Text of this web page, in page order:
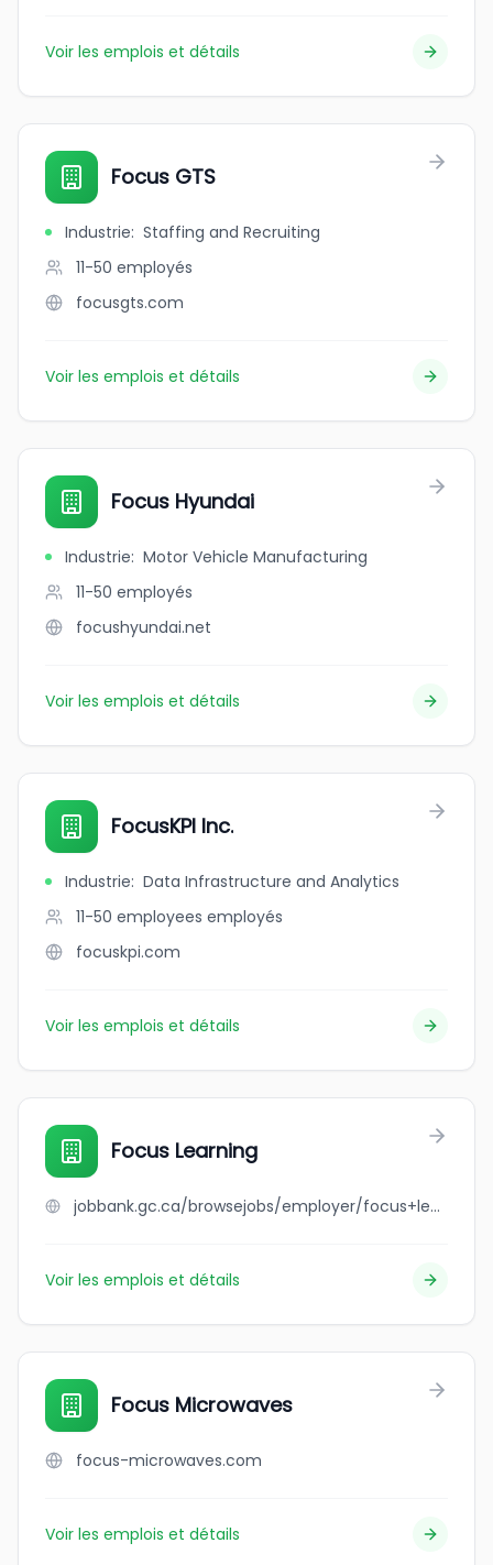
Voir les emplois et détails
Focus GTS
Industrie: Staffing and Recruiting
11-50 employés
focusgts.com
Voir les emplois et détails
Focus Hyundai
Industrie: Motor Vehicle Manufacturing
11-50 employés
focushyundai.net
Voir les emplois et détails
FocusKPI Inc.
Industrie: Data Infrastructure and Analytics
11-50 employees employés
focuskpi.com
Voir les emplois et détails
Focus Learning
jobbank.gc.ca/browsejobs/employer/focus+learning/ca
Voir les emplois et détails
Focus Microwaves
focus-microwaves.com
Voir les emplois et détails